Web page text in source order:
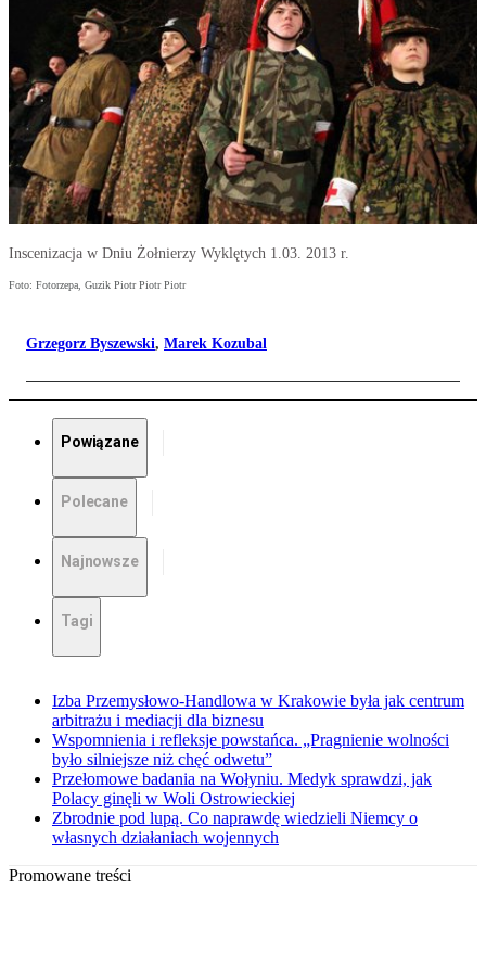
Inscenizacja w Dniu Żołnierzy Wyklętych 1.03. 2013 r.
Foto: Fotorzepa, Guzik Piotr Piotr Piotr
Grzegorz Byszewski, Marek Kozubal
Powiązane
Polecane
Najnowsze
Tagi
Izba Przemysłowo-Handlowa w Krakowie była jak centrum
arbitrażu i mediacji dla biznesu
Wspomnienia i refleksje powstańca. „Pragnienie wolności
było silniejsze niż chęć odwetu”
Przełomowe badania na Wołyniu. Medyk sprawdzi, jak
Polacy ginęli w Woli Ostrowieckiej
Zbrodnie pod lupą. Co naprawdę wiedzieli Niemcy o
własnych działaniach wojennych
Promowane treści